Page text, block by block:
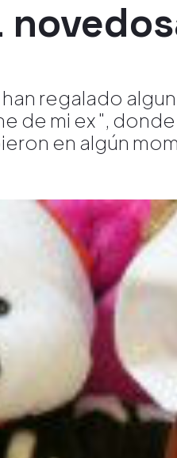
han regalado
de mi ex ",
en algún